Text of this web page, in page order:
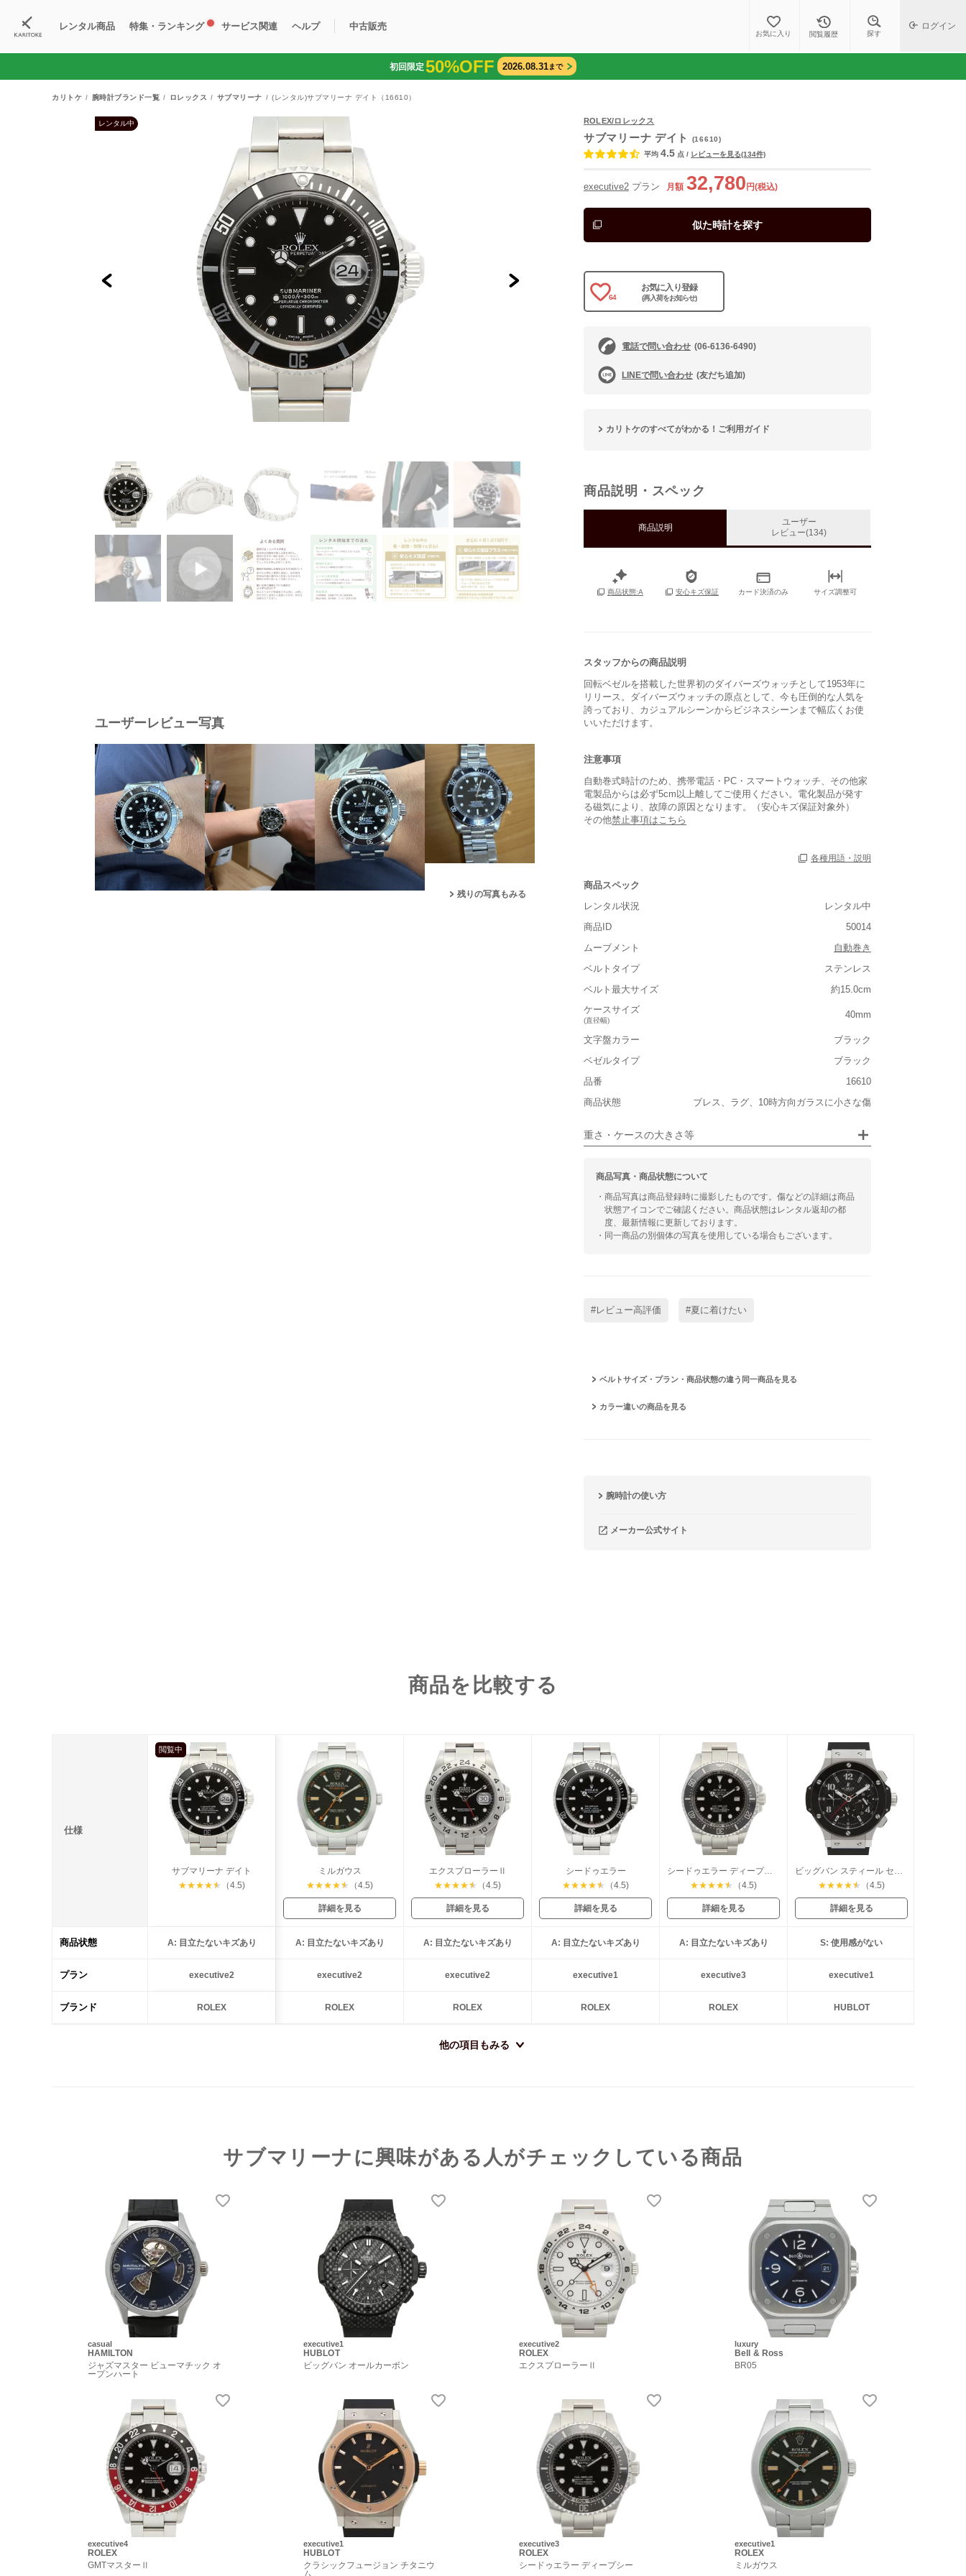
レンタル商品
購入可能商品
特集・ランキング サービス関連
カリトケとは？
ヘルプ
Q&A
中古販売
中古販売商品 ブランド一覧 中古販売について
お気に入り 閲覧履歴 探す
ログイン
初回限定50%OFF 2026.08.31まで
カリトケ 腕時計ブランド一覧 ロレックス サブマリーナ (レンタル)サブマリーナ デイト（16610）
レンタル中
ユーザーレビュー写真
残りの写真もみる
ROLEX/ロレックス
サブマリーナ デイト
(16610)
平均 4.5 点 / レビューを見る(134件)
executive2 プラン 月額 32,780 円(税込)
似た時計を探す
64
お気に入り登録
(再入荷をお知らせ)
電話で問い合わせ (06-6136-6490)
LINEで問い合わせ (友だち追加)
カリトケのすべてがわかる！ご利用ガイド
商品説明・スペック
商品説明
ユーザー
レビュー(134)
商品状態:A 安心キズ保証 カード決済のみ サイズ調整可
スタッフからの商品説明
回転ベゼルを搭載した世界初のダイバーズウォッチとして1953年に
リリース。ダイバーズウォッチの原点として、今も圧倒的な人気を
誇っており、カジュアルシーンからビジネスシーンまで幅広くお使
いいただけます。
注意事項
自動巻式時計のため、携帯電話・PC・スマートウォッチ、その他家
電製品からは必ず5cm以上離してご使用ください。電化製品が発す
る磁気により、故障の原因となります。（安心キズ保証対象外）
その他禁止事項はこちら
各種用語・説明
商品スペック
レンタル状況
レンタル中
商品ID
50014
ムーブメント
自動巻き
ベルトタイプ
ステンレス
ベルト最大サイズ
約15.0cm
ケースサイズ
(直径幅)
40mm
文字盤カラー
ブラック
ベゼルタイプ
ブラック
品番
16610
商品状態
ブレス、ラグ、10時方向ガラスに小さな傷
重さ・ケースの大きさ等
■重さ(ベルト込み)
軽い 重い
小さい 大きい
■装飾感
シンプル
カジュアル ビジネス
(レビュー担当スタッフ手首サイズ : 15.0cm)
商品写真・商品状態について
・商品写真は商品登録時に撮影したものです。傷などの詳細は商品
状態アイコンでご確認ください。商品状態はレンタル返却の都
度、最新情報に更新しております。
・同一商品の別個体の写真を使用している場合もございます。
#レビュー高評価 #夏に着けたい
ベルトサイズ・プラン・商品状態の違う同一商品を見る
カラー違いの商品を見る
腕時計の使い方
メーカー公式サイト
商品を比較する
仕様
閲覧中
サブマリーナ デイト
★★★★★ （4.5)
ミルガウス
★★★★★ （4.5)
詳細を見る
エクスプローラーⅡ
★★★★★ （4.5)
詳細を見る
シードゥエラー
★★★★★ （4.5)
詳細を見る
シードゥエラー ディープシー
★★★★★ （4.5)
詳細を見る
ビッグバン スティール セラミック
★★★★★ （4.5)
詳細を見る
商品状態 A: 目立たないキズあり A: 目立たないキズあり A: 目立たないキズあり A: 目立たないキズあり A: 目立たないキズあり S: 使用感がない
プラン executive2 executive2 executive2 executive1 executive3 executive1
ブランド ROLEX ROLEX ROLEX ROLEX ROLEX HUBLOT
他の項目もみる
サブマリーナに興味がある人がチェックしている商品
casual
HAMILTON
ジャズマスター ビューマチック オ
ープンハート
executive1
HUBLOT
ビッグバン オールカーボン
executive2
ROLEX
エクスプローラーⅡ
luxury
Bell & Ross
BR05
executive4
ROLEX
GMTマスターⅡ
executive1
HUBLOT
クラシックフュージョン チタニウ
ム
executive3
ROLEX
シードゥエラー ディープシー
executive1
ROLEX
ミルガウス